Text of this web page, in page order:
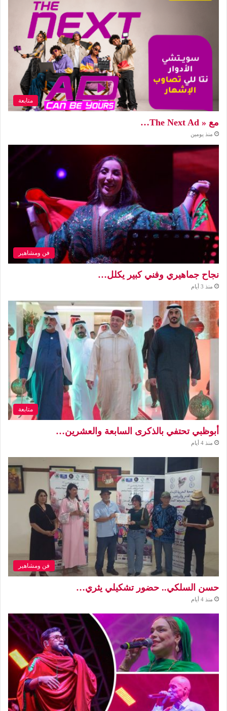
متابعة
مع « The Next Ad…
منذ يومين
فن ومشاهير
نجاح جماهيري وفني كبير يكلل…
منذ 3 أيام
متابعة
أبوظبي تحتفي بالذكرى السابعة والعشرين…
منذ 4 أيام
فن ومشاهير
حسن السلكي.. حضور تشكيلي يثري…
منذ 4 أيام